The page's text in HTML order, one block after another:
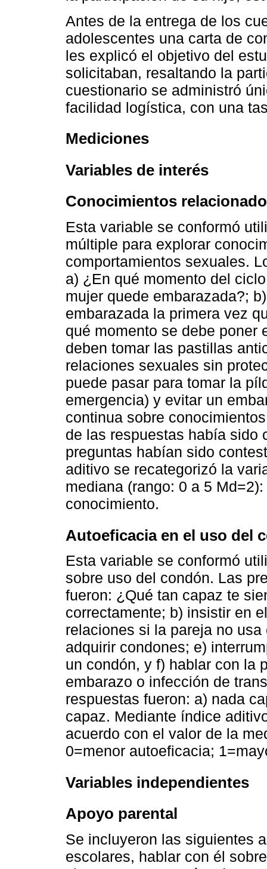
Antes de la entrega de los
adolescentes una carta de
les explicó el objetivo del
solicitaban, resaltando la
cuestionario se administró
facilidad logística, con una
Mediciones
Variables de interés
Conocimientos
Esta variable se conformó
múltiple para explorar
comportamientos sexuales.
a) ¿En qué momento del
mujer quede embarazada?;
embarazada la primera vez
qué momento se debe poner
deben tomar las pastillas
relaciones sexuales sin
puede pasar para tomar la
emergencia) y evitar un
continua sobre
de las respuestas había sido
preguntas habían sido
aditivo se recategorizó la
mediana (rango: 0 a 5
conocimiento.
Autoeficacia en el uso del
Esta variable se conformó
sobre uso del condón. Las
fueron: ¿Qué tan capaz te
correctamente; b) insistir en
relaciones si la pareja no
adquirir condones; e)
un condón, y f) hablar con la
embarazo o infección de
respuestas fueron: a) nada
capaz. Mediante índice
acuerdo con el valor de la
0=menor autoeficacia;
Variables independientes
Apoyo parental
Se incluyeron las siguientes
escolares, hablar con él